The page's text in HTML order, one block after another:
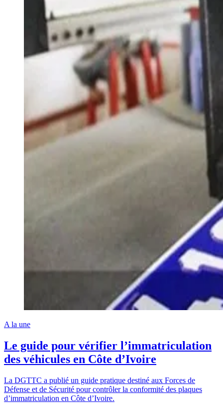
A la une
Le guide pour vérifier l’immatriculation
des véhicules en Côte d’Ivoire
La DGTTC a publié un guide pratique destiné aux Forces de
Défense et de Sécurité pour contrôler la conformité des plaques
d’immatriculation en Côte d’Ivoire.